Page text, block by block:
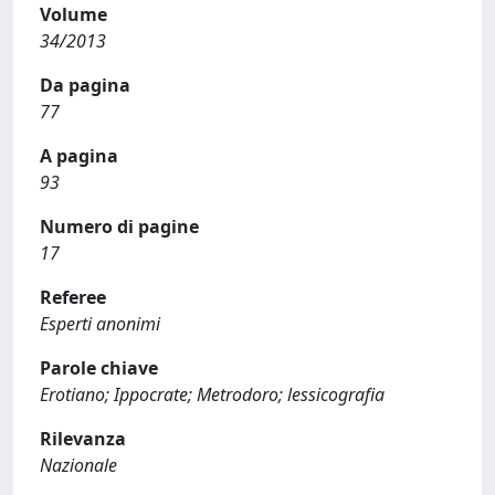
Volume
34/2013
Da pagina
77
A pagina
93
Numero di pagine
17
Referee
Esperti anonimi
Parole chiave
Erotiano; Ippocrate; Metrodoro; lessicografia
Rilevanza
Nazionale